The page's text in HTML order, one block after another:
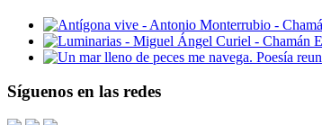
Síguenos en las redes